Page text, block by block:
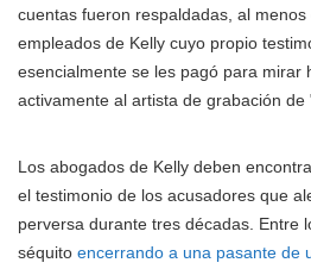
cuentas fueron respaldadas, al
empleados de Kelly cuyo propio
esencialmente se les pagó para mirar
activamente al artista de grabación de
Los abogados de Kelly deben
el testimonio de los acusadores que
perversa durante tres décadas. Entre
séquito encerrando a una pasante de